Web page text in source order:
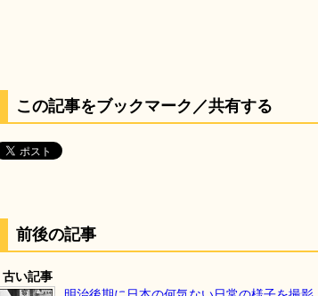
この記事をブックマーク／共有する
前後の記事
古い記事